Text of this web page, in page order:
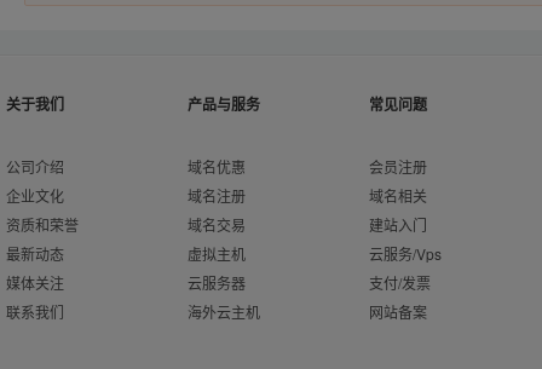
关于我们
公司介绍
企业文化
资质和荣誉
最新动态
媒体关注
联系我们
产品与服务
域名优惠
域名注册
域名交易
虚拟主机
云服务器
海外云主机
常见问题
会员注册
域名相关
建站入门
云服务/Vps
支付/发票
网站备案